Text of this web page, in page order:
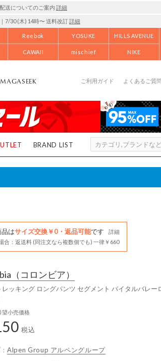
送についてのご案内 詳細
｜7/30 (木) 14時〜 送料改訂詳細
Reebok YOSUKE HILLS AVENUE
CAWAII mischief NIKE
MAGASEEK ご利用ガイド よくあるご質
BRAND LIST
品はサイズ交換￥0・返品可能です
詳細
合：返送料 (同注文なら複数個でも) 一律￥660
（コロンビア）
レッキング ロングパンツ セグメント バイタルバレ
望小売価格
税込
Alpen Group アルペングループ